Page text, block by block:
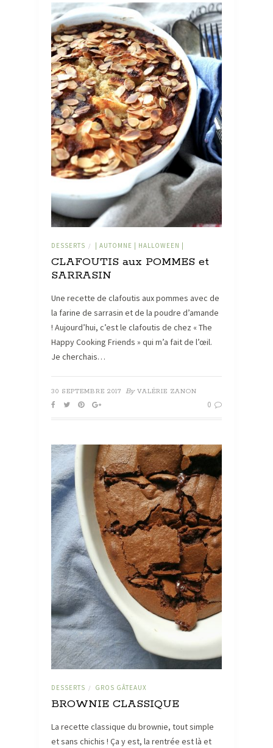
DESSERTS / | AUTOMNE | HALLOWEEN |
CLAFOUTIS aux POMMES et
SARRASIN
Une recette de clafoutis aux pommes avec de
la farine de sarrasin et de la poudre d’amande
! Aujourd’hui, c’est le clafoutis de chez « The
Happy Cooking Friends » qui m’a fait de l’œil.
Je cherchais…
30 SEPTEMBRE 2017 By VALÉRIE ZANON
0
DESSERTS / GROS GÂTEAUX
BROWNIE CLASSIQUE
La recette classique du brownie, tout simple
et sans chichis ! Ça y est, la rentrée est là et